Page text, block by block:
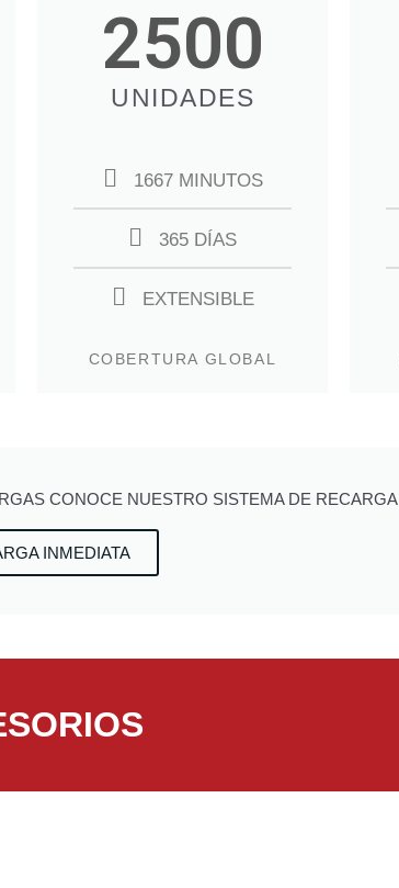
2500
UNIDADES
1667 MINUTOS
365 DÍAS
EXTENSIBLE
COBERTURA GLOBAL
CONOCE NUESTRO SISTEMA DE RECARGA
INMEDIATA